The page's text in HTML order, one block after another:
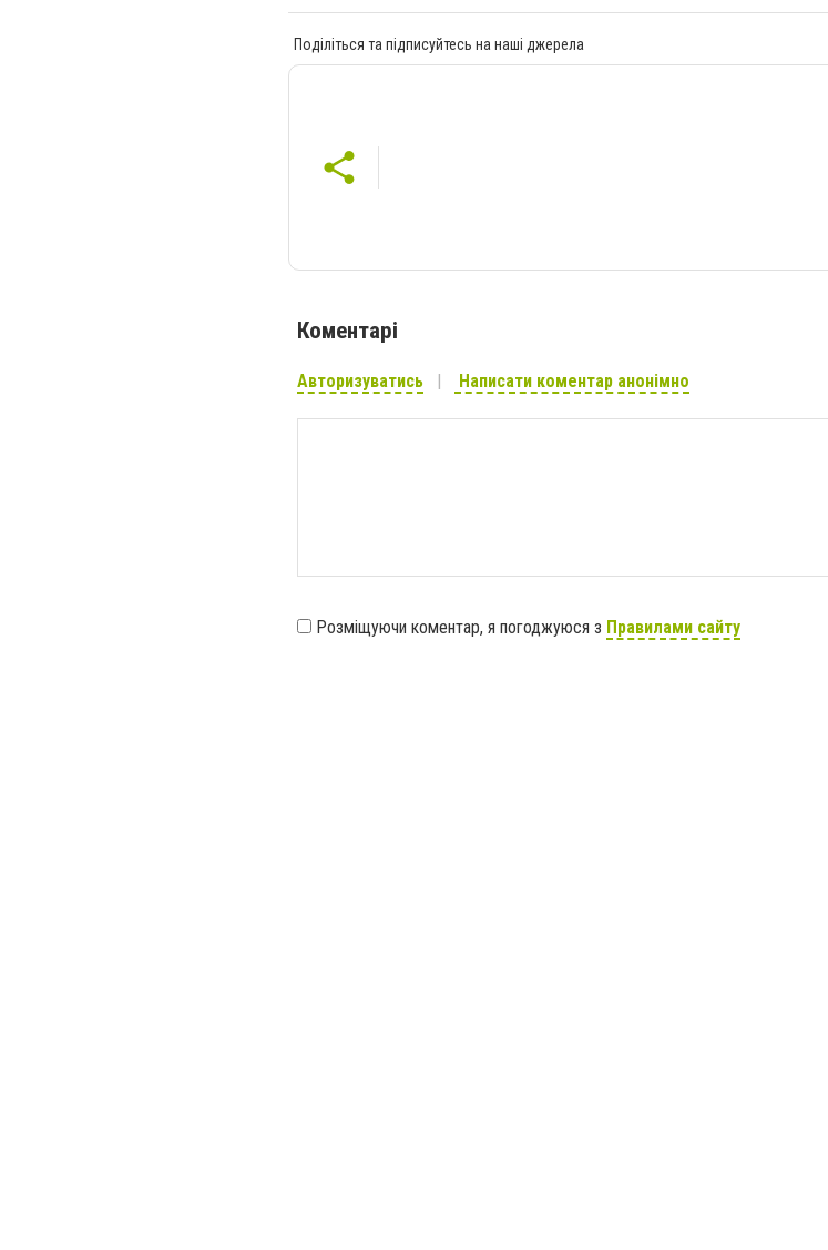
Поділіться та підписуйтесь на наші джерела
Коментарі
Авторизуватись Написати коментар анонімно
Розміщуючи коментар, я погоджуюся з Правилами сайту